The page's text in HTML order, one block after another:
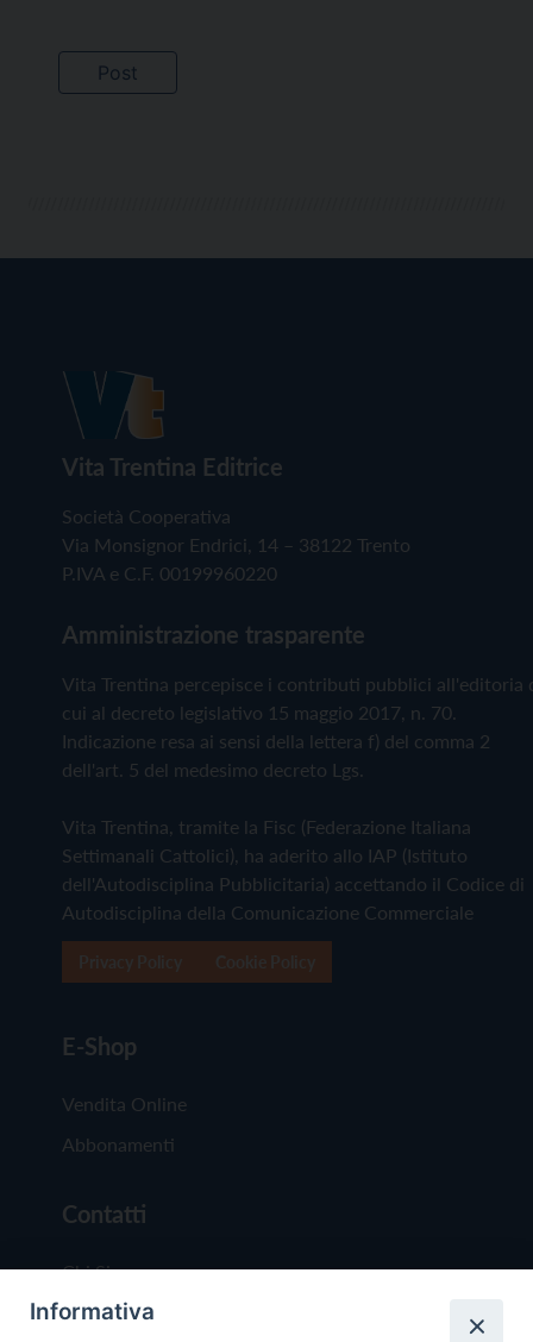
Vita Trentina Editrice
Società Cooperativa
Via Monsignor Endrici, 14 – 38122 Trento
P.IVA e C.F. 00199960220
Amministrazione trasparente
Vita Trentina percepisce i contributi pubblici all'editoria
cui al decreto legislativo 15 maggio 2017, n. 70.
Indicazione resa ai sensi della lettera f) del comma 2
dell'art. 5 del medesimo decreto Lgs.
Vita Trentina, tramite la Fisc (Federazione Italiana
Settimanali Cattolici), ha aderito allo IAP (Istituto
dell'Autodisciplina Pubblicitaria) accettando il Codice di
Autodisciplina della Comunicazione Commerciale
E-Shop
Vendita Online
Abbonamenti
Contatti
Chi Siamo
Redazione
Informativa